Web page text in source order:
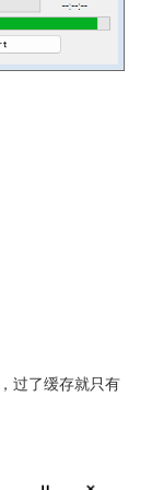
过了缓存就只有